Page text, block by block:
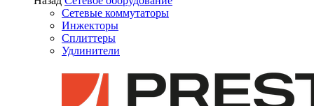
Сетевые коммутаторы
Инжекторы
Сплиттеры
Удлинители